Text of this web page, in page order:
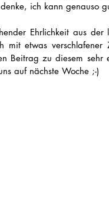
ich kann genauso
Ehrlichkeit aus
mit etwas
Beitrag zu diesem sehr
auf nächste Woche ;-)